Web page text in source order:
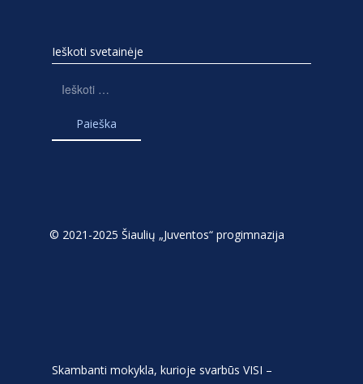
Ieškoti svetainėje
© 2021-2025 Šiaulių „Juventos“ progimnazija
Skambanti mokykla, kurioje svarbūs VISI –